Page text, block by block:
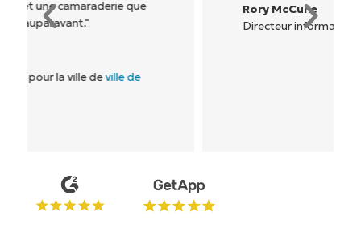
Rory McCune
Directeur informatique chez
Flash